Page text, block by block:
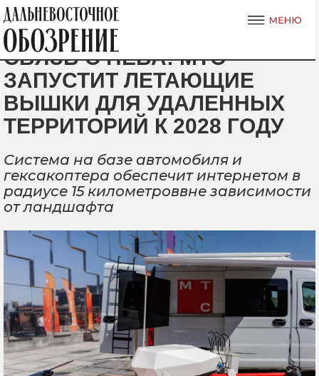
СВЯЗЬ С НЕБА: МТС
ЗАПУСТИТ ЛЕТАЮЩИЕ
ВЫШКИ ДЛЯ УДАЛЕННЫХ
ТЕРРИТОРИЙ К 2028 ГОДУ
Система на базе автомобиля и
гексакоптера обеспечит интернетом в
радиусе 15 километроввне зависимости
от ландшафта